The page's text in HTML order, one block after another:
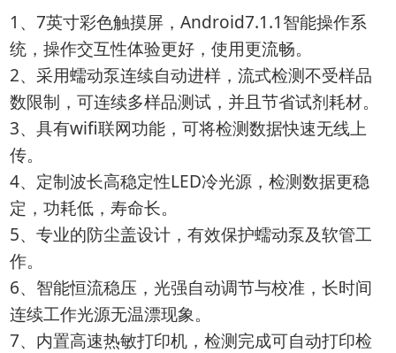
1、7英寸彩色触摸屏，Android7.1.1智能操作系
统，操作交互性体验更好，使用更流畅。
2、采用蠕动泵连续自动进样，流式检测不受样品
数限制，可连续多样品测试，并且节省试剂耗材。
3、具有wifi联网功能，可将检测数据快速无线上
传。
4、定制波长高稳定性LED冷光源，检测数据更稳
定，功耗低，寿命长。
5、专业的防尘盖设计，有效保护蠕动泵及软管工
作。
6、智能恒流稳压，光强自动调节与校准，长时间
连续工作光源无温漂现象。
7、内置高速热敏打印机，检测完成可自动打印检